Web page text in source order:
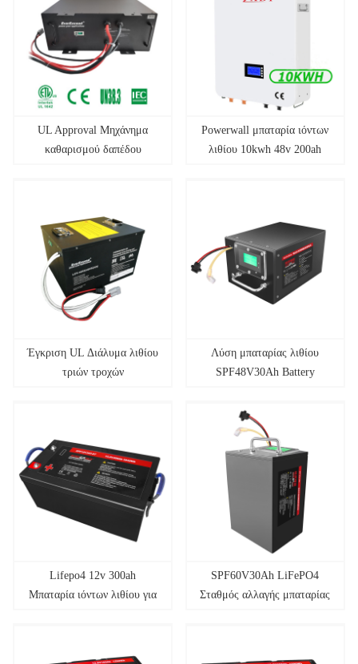
UL Approval Μηχάνημα
καθαρισμού δαπέδου
Powerwall μπαταρία ιόντων
λιθίου 10kwh 48v 200ah
Έγκριση UL Διάλυμα λιθίου
τριών τροχών
Λύση μπαταρίας λιθίου
SPF48V30Ah Battery
Lifepo4 12v 300ah
Μπαταρία ιόντων λιθίου για
SPF60V30Ah LiFePO4
Σταθμός αλλαγής μπαταρίας